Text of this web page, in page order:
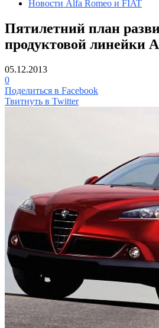
Новости Alfa Romeo и FIAT
Пятилетний план
продуктовой линейки
05.12.2013
0
Поделиться в Facebook
Твитнуть в Twitter